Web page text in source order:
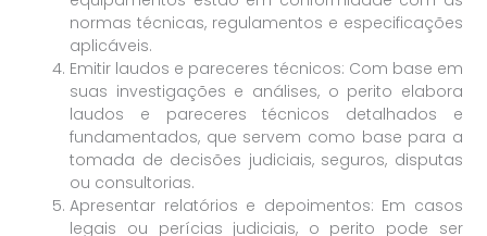
normas técnicas, regulamentos e especificações
aplicáveis.
Emitir laudos e pareceres técnicos: Com base em
suas investigações e análises, o perito elabora
laudos e pareceres técnicos detalhados e
fundamentados, que servem como base para a
tomada de decisões judiciais, seguros, disputas
ou consultorias.
Apresentar relatórios e depoimentos: Em casos
legais ou perícias judiciais, o perito pode ser